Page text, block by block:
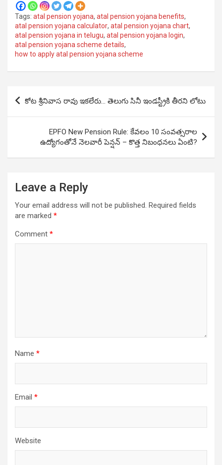
Tags: atal pension yojana, atal pension yojana benefits,
atal pension yojana calculator, atal pension yojana chart,
atal pension yojana in telugu, atal pension yojana login,
atal pension yojana scheme details,
how to apply atal pension yojana scheme
Post
navigation
కోట శ్రీనివాస రావు ఇకలేరు… తెలుగు సినీ ఇండస్ట్రీకి తీరని లోటు
EPFO New Pension Rule: కేవలం 10 సంవత్సరాల
ఉద్యోగంతోనే నెలవారీ పెన్షన్ – కొత్త నిబంధనలు ఏంటి?
Leave a Reply
Your email address will not be published. Required fields
are marked *
Comment *
Name *
Email *
Website